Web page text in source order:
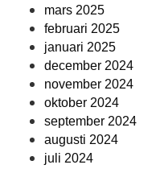
mars 2025
februari 2025
januari 2025
december 2024
november 2024
oktober 2024
september 2024
augusti 2024
juli 2024